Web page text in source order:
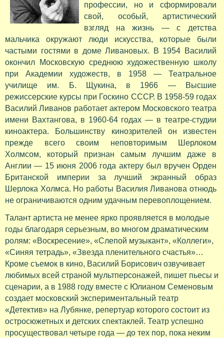
профессии, но и сформировали
свой, особый, артистический
взгляд на жизнь — с детства
мальчика окружают люди искусства, которые были
частыми гостями в доме Ливановых. В 1954 Василий
окончил Московскую среднюю художественную школу
при Академии художеств, в 1958 — Театральное
училище им. Б. Щукина, в 1966 — Высшие
режиссерские курсы при Госкино СССР. В 1958-59 годах
Василий Ливанов работает актером Московского театра
имени Вахтангова, в 1960-64 годах — в театре-студии
киноактера. Большинству кинозрителей он известен
прежде всего своим неповторимым Шерлоком
Холмсом, который признан самым лучшим даже в
Англии — 15 июня 2006 года актеру был вручен Орден
Британской империи за лучший экранный образ
Шерлока Холмса. Но работы Василия Ливанова отнюдь
не ограничиваются одним удачным перевоплощением.
Талант артиста не менее ярко проявляется в молодые
годы благодаря серьезным, во многом драматическим
ролям: «Воскресение», «Слепой музыкант», «Коллеги»,
«Синяя тетрадь», «Звезда пленительного счастья»…
Кроме съемок в кино, Василий Борисович озвучивает
любимых всей страной мультперсонажей, пишет пьесы и
сценарии, а в 1988 году вместе с Юлианом Семеновым
создает московский экспериментальный театр
«Детектив» на Лубянке, репертуар которого состоит из
остросюжетных и детских спектаклей. Театр успешно
просуществовал четыре года — до тех пор, пока неким